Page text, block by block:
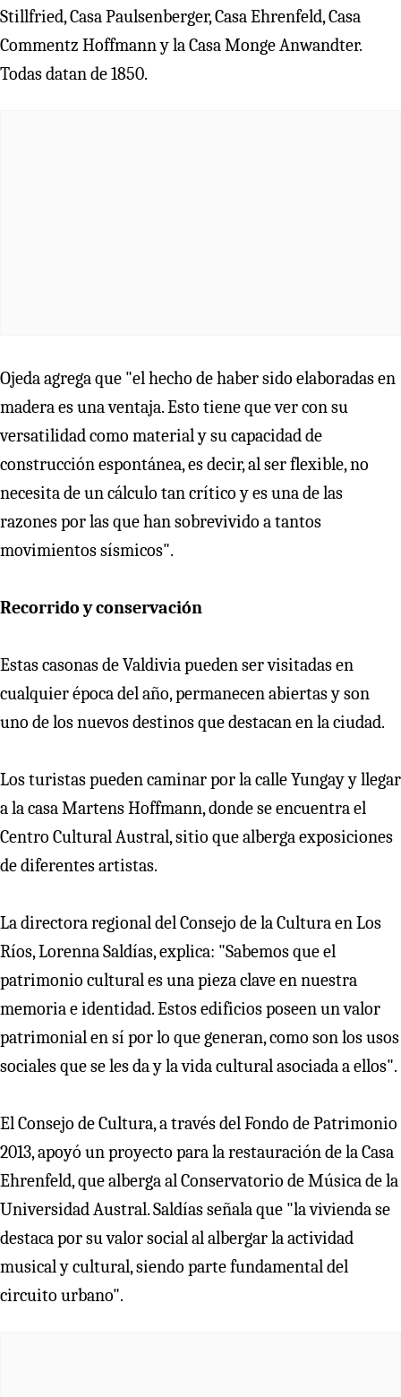
Stillfried, Casa Paulsenberger, Casa Ehrenfeld, Casa
Commentz Hoffmann y la Casa Monge Anwandter.
Todas datan de 1850.
Ojeda agrega que "el hecho de haber sido elaboradas en
madera es una ventaja. Esto tiene que ver con su
versatilidad como material y su capacidad de
construcción espontánea, es decir, al ser flexible, no
necesita de un cálculo tan crítico y es una de las
razones por las que han sobrevivido a tantos
movimientos sísmicos".
Recorrido y conservación
Estas casonas de Valdivia pueden ser visitadas en
cualquier época del año, permanecen abiertas y son
uno de los nuevos destinos que destacan en la ciudad.
Los turistas pueden caminar por la calle Yungay y llegar
a la casa Martens Hoffmann, donde se encuentra el
Centro Cultural Austral, sitio que alberga exposiciones
de diferentes artistas.
La directora regional del Consejo de la Cultura en Los
Ríos, Lorenna Saldías, explica: "Sabemos que el
patrimonio cultural es una pieza clave en nuestra
memoria e identidad. Estos edificios poseen un valor
patrimonial en sí por lo que generan, como son los usos
sociales que se les da y la vida cultural asociada a ellos".
El Consejo de Cultura, a través del Fondo de Patrimonio
2013, apoyó un proyecto para la restauración de la Casa
Ehrenfeld, que alberga al Conservatorio de Música de la
Universidad Austral. Saldías señala que "la vivienda se
destaca por su valor social al albergar la actividad
musical y cultural, siendo parte fundamental del
circuito urbano".